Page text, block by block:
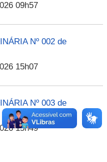
09h57
Nº 002 de
15h07
Nº 003 de
15h49